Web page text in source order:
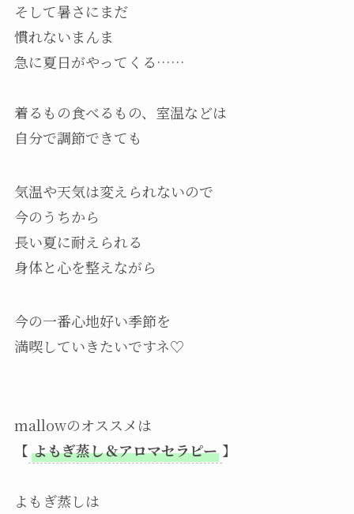
そして暑さにまだ
慣れないまんま
急に夏日がやってくる……
着るもの食べるもの、室温などは
自分で調節できても
気温や天気は変えられないので
今のうちから
長い夏に耐えられる
身体と心を整えながら
今の一番心地好い季節を
満喫していきたいですネ♡
mallowのオススメは
【 よもぎ蒸し＆アロマセラピー 】
よもぎ蒸しは